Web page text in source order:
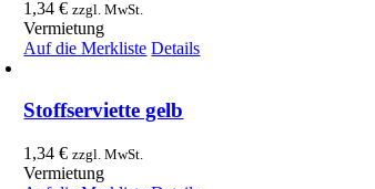
1,34€ zzgl. MwSt.
Vermietung
Auf die Merkliste Details
Stoffserviette gelb
1,34€ zzgl. MwSt.
Vermietung